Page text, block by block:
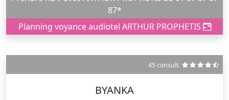
87*
Planning voyance audiotel ARTHUR PROPHETIS
45 consult.
BYANKA